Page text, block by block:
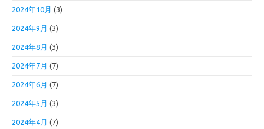
2024年10月 (3)
2024年9月 (3)
2024年8月 (3)
2024年7月 (7)
2024年6月 (7)
2024年5月 (3)
2024年4月 (7)